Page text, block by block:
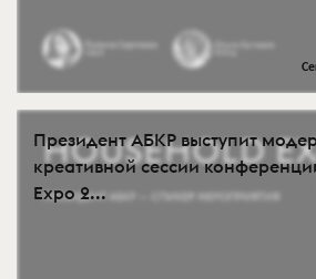
Президент АБКР выступит
креативной сессии
Expo 2...